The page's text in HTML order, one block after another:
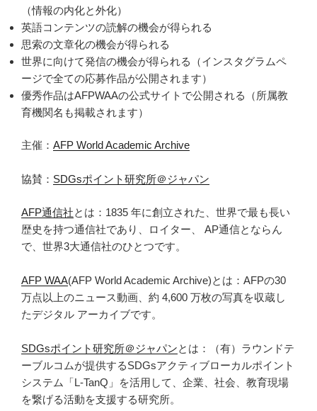
（情報の内化と外化）
英語コンテンツの読解の機会が得られる
思索の文章化の機会が得られる
世界に向けて発信の機会が得られる（インスタグラムペ
ージで全ての応募作品が公開されます）
優秀作品はAFPWAAの公式サイトで公開される（所属教
育機関名も掲載されます）
主催： AFP World Academic Archive
協賛： SDGsポイント研究所＠ジャパン
AFP通信社とは：1835 年に創立された、世界で最も長い
歴史を持つ通信社であり、ロイター、 AP通信とならん
で、世界3大通信社のひとつです。
AFP WAA(AFP World Academic Archive)とは：AFPの30
万点以上のニュース動画、約 4,600 万枚の写真を収蔵し
たデジタル アーカイブです。
SDGsポイント研究所＠ジャパンとは：（有）ラウンドテ
ーブルコムが提供するSDGsアクティブローカルポイント
システム「L-TanQ」を活用して、企業、社会、教育現場
を繋げる活動を支援する研究所。